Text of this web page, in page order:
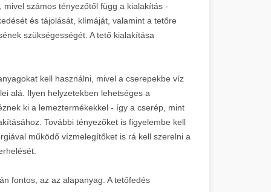
számos tényezőtől függ a kialakítás -
és tájolását, klímáját, valamint a tetőre
szükségességét. A tető kialakítása
kell használni, mivel a cserepekbe víz
alá. Ilyen helyzetekben lehetséges a
ki a lemeztermékekkel - így a cserép, mint
További tényezőket is figyelembe kell
működő vízmelegítőket is rá kell szerelni a
fontos, az az alapanyag. A tetőfedés